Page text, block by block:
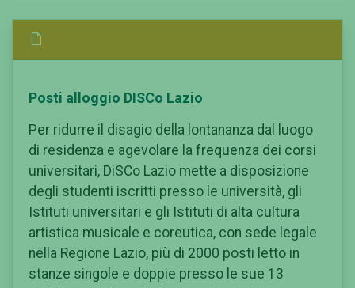
Posti alloggio DISCo Lazio
Per ridurre il disagio della lontananza dal luogo
di residenza e agevolare la frequenza dei corsi
universitari, DiSCo Lazio mette a disposizione
degli studenti iscritti presso le università, gli
Istituti universitari e gli Istituti di alta cultura
artistica musicale e coreutica, con sede legale
nella Regione Lazio, più di 2000 posti letto in
stanze singole e doppie presso le sue 13